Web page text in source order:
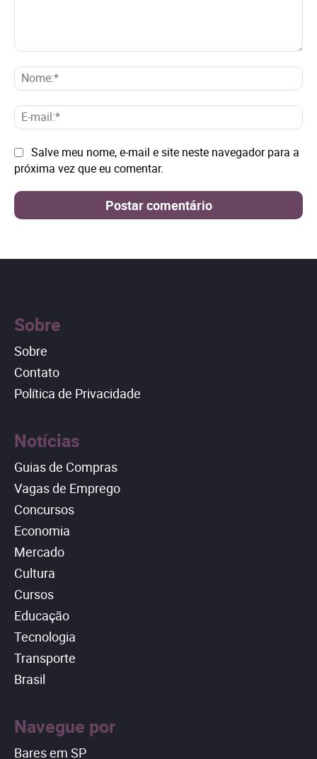
E-
Site: Salve meu nome, e-mail e site neste navegador para a
próxima vez que eu comentar.
Sobre
Sobre
Contato
Política de Privacidade
Notícias
Guias de Compras
Vagas de Emprego
Concursos
Economia
Mercado
Cultura
Cursos
Educação
Tecnologia
Transporte
Brasil
Navegue por
Bares em SP